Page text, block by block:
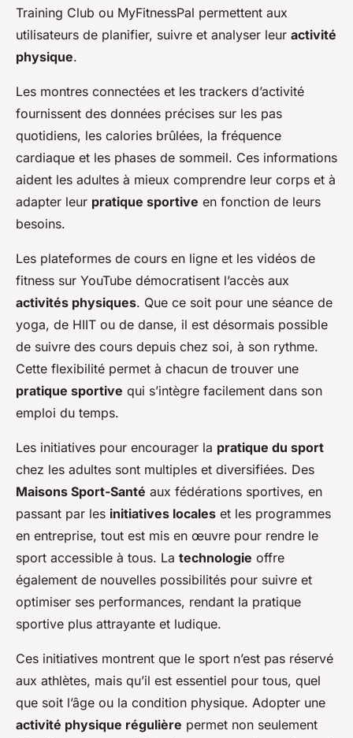
Training Club ou MyFitnessPal permettent aux
utilisateurs de planifier, suivre et analyser leur activité
physique.
Les montres connectées et les trackers d’activité
fournissent des données précises sur les pas
quotidiens, les calories brûlées, la fréquence
cardiaque et les phases de sommeil. Ces informations
aident les adultes à mieux comprendre leur corps et à
adapter leur pratique sportive en fonction de leurs
besoins.
Les plateformes de cours en ligne et les vidéos de
fitness sur YouTube démocratisent l’accès aux
activités physiques. Que ce soit pour une séance de
yoga, de HIIT ou de danse, il est désormais possible
de suivre des cours depuis chez soi, à son rythme.
Cette flexibilité permet à chacun de trouver une
pratique sportive qui s’intègre facilement dans son
emploi du temps.
Les initiatives pour encourager la pratique du sport
chez les adultes sont multiples et diversifiées. Des
Maisons Sport-Santé aux fédérations sportives, en
passant par les initiatives locales et les programmes
en entreprise, tout est mis en œuvre pour rendre le
sport accessible à tous. La technologie offre
également de nouvelles possibilités pour suivre et
optimiser ses performances, rendant la pratique
sportive plus attrayante et ludique.
Ces initiatives montrent que le sport n’est pas réservé
aux athlètes, mais qu’il est essentiel pour tous, quel
que soit l’âge ou la condition physique. Adopter une
activité physique régulière permet non seulement